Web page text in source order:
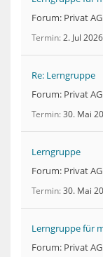
Forum: Privat
Termin 2. Jul
Re: Lerngruppe
Forum: Privat
Termin 30. Mai
Lerngruppe
Forum: Privat
Termin 30. Mai
Lerngruppe für
Forum: Privat